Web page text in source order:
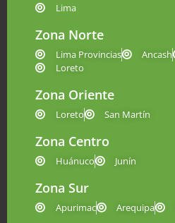
Lima
Zona Norte
Lima Provincias Ancash
Loreto
Zona Oriente
Loreto San Martín
Zona Centro
Huánuco Junín
Zona Sur
Apurimac Arequipa